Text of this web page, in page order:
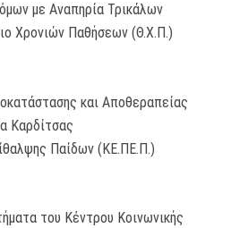
με Αναπηρία Τρικάλων
Χρονιών Παθήσεων (Θ.Χ.Π.)
και Αποθεραπείας
Καρδίτσας
Παίδων (ΚΕ.ΠΕ.Π.)
του Κέντρου Κοινωνικής